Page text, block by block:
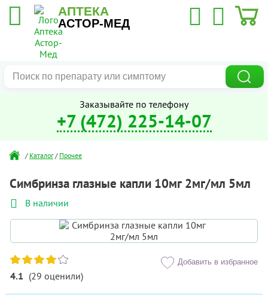
АПТЕКА
АСТОР-МЕД
Заказывайте по телефону
+7 (472) 225-14-07
/ Каталог / Прочее
Симбринза глазные капли 10мг 2мг/мл 5мл
В наличии
4.1 (29 оценили)
Добавить в избранное